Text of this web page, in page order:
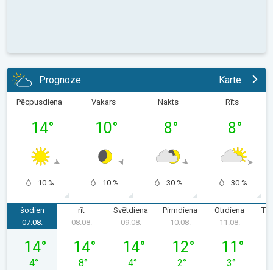
Prognoze Karte
Pēcpusdiena
14°
10 %
Vakars
10°
10 %
Nakts
8°
30 %
Rīts
8°
30 %
šodien
piektdiena, 07.08.
07.08.
14°
4°
rīt
08.08.
14°
8°
Svētdiena
09.08.
14°
4°
Pirmdiena
10.08.
12°
2°
Otrdiena
11.08.
11 °
3°